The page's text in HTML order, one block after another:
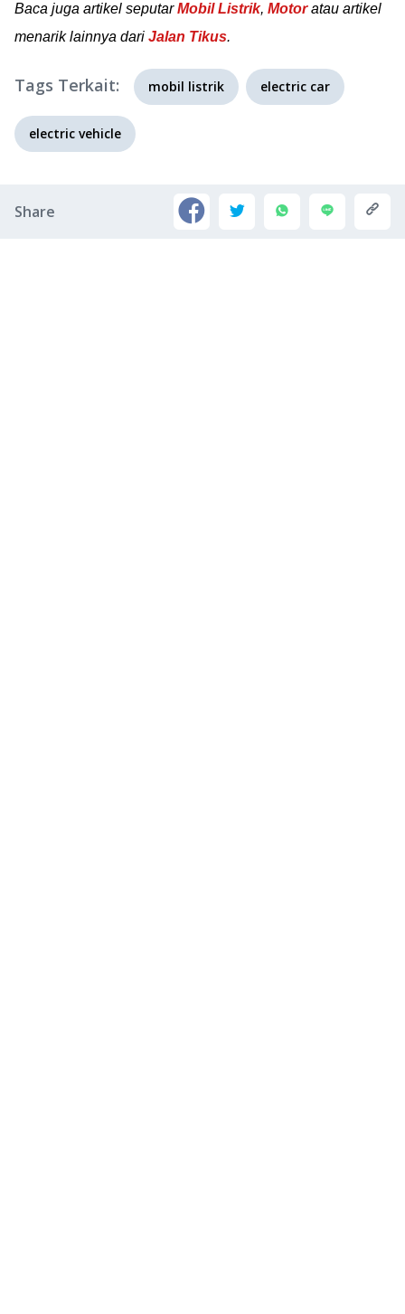
Baca juga artikel seputarMobil Listrik, Motoratau artikel
menarik lainnya dari Jalan Tikus.
Tags Terkait: mobil listrik electric car
electric vehicle
Share